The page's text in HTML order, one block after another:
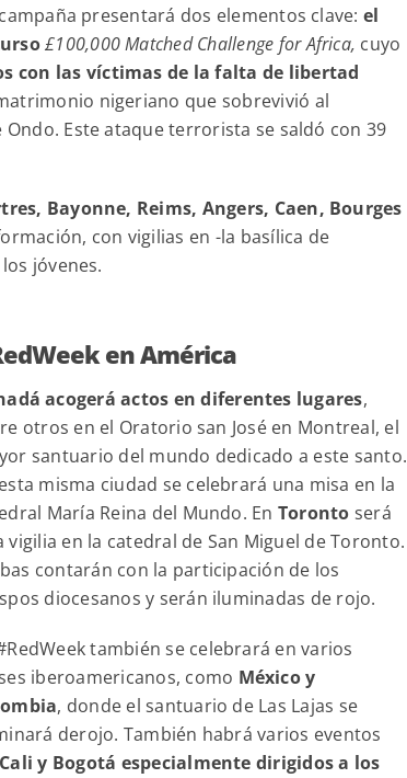
presentará dos elementos clave: el
£100,000 Matched Challenge for Africa, cuyo
con las víctimas de la falta de libertad
nigeriano que sobrevivió al
Este ataque terrorista se saldó con 39
Bayonne, Reims, Angers, Caen, Bourges
con vigilias en -la basílica de
jóvenes.
en América
acogerá actos en diferentes lugares,
otros en el Oratorio san José en Montreal, el
santuario del mundo dedicado a este santo.
misma ciudad se celebrará una misa en la
María Reina del Mundo. En Toronto será
vigilia en la catedral de San Miguel de Toronto.
contarán con la participación de los
diocesanos y serán iluminadas de rojo.
también se celebrará en varios
iberoamericanos, como México y
, donde el santuario de Las Lajas se
derojo. También habrá varios eventos
y Bogotá especialmente dirigidos a los